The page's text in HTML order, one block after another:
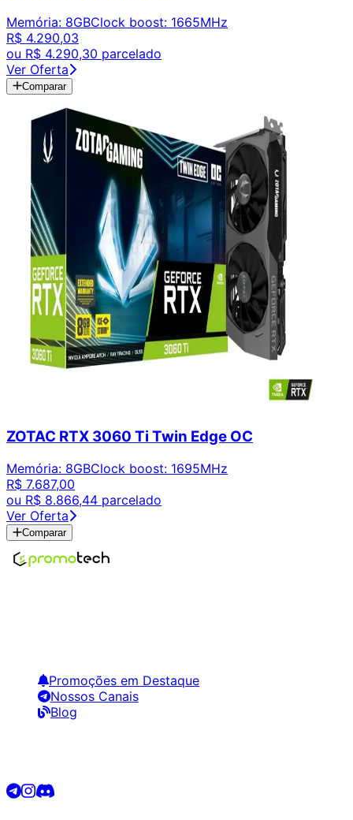
Memória: 8GBClock boost: 1665MHz
R$ 4.290,03
ou R$ 4.290,30 parcelado
Ver Oferta
Comparar
ZOTAC RTX 3060 Ti Twin Edge OC
Memória: 8GBClock boost: 1695MHz
R$ 7.687,00
ou R$ 8.866,44 parcelado
Ver Oferta
Comparar
Promoções em Destaque
Nossos Canais
Blog